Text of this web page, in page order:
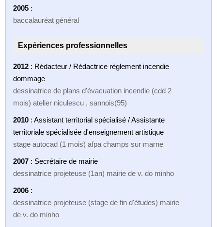
2005 :
baccalauréat général
Expériences professionnelles
2012 : Rédacteur / Rédactrice règlement incendie
dommage
dessinatrice de plans d'évacuation incendie (cdd 2
mois) atelier niculescu , sannois(95)
2010 : Assistant territorial spécialisé / Assistante
territoriale spécialisée d'enseignement artistique
stage autocad (1 mois) afpa champs sur marne
2007 : Secrétaire de mairie
dessinatrice projeteuse (1an) mairie de v. do minho
2006 :
dessinatrice projeteuse (stage de fin d'études) mairie
de v. do minho